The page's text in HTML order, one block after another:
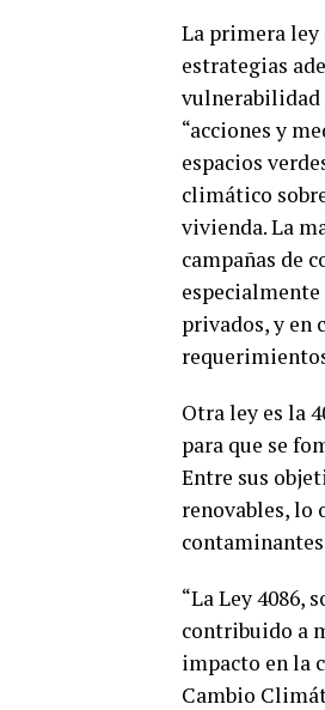
La primera ley
estrategias
vulnerabilidad
“acciones y
espacios
climático
vivienda. La
campañas de
privados, y en
Otra ley es la
para que se
Entre sus
renovables, lo
“La Ley 4086,
contribuido a
impacto en la
Cambio